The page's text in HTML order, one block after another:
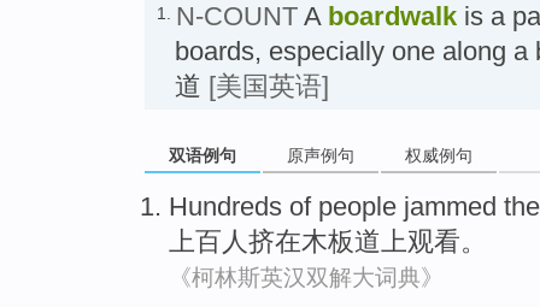
1. N-COUNT A boardwalk is a
boards, especially one along
道 [美国英语]
双语例句 原声例句 权威例句
Hundreds of people jammed the
上百 人 挤在木板道上观看。
《柯林斯英汉双解大词典》